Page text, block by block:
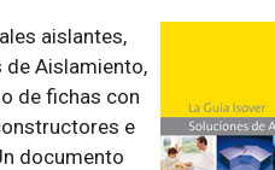
aislantes,
de Aislamiento,
de fichas con
e
documento